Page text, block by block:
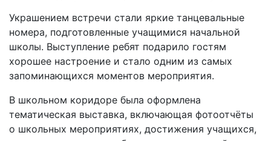
Украшением встречи стали яркие танцевальные
номера, подготовленные учащимися начальной
школы. Выступление ребят подарило гостям
хорошее настроение и стало одним из самых
запоминающихся моментов мероприятия.
В школьном коридоре была оформлена
тематическая выставка, включающая фотоотчёты
о школьных мероприятиях, достижения учащихся,